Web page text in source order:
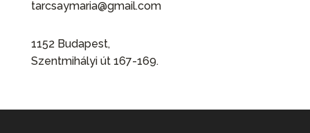
tarcsaymaria@gmail.com
1152 Budapest,
Szentmihályi út 167-169.